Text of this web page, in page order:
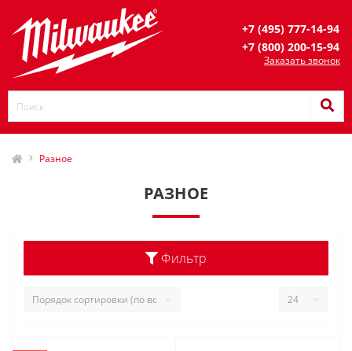
+7 (495) 777-14-94
+7 (800) 200-15-94
Заказать звонок
Разное
РАЗНОЕ
Фильтр